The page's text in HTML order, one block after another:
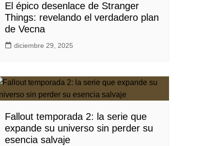
El épico desenlace de Stranger
Things: revelando el verdadero plan
de Vecna
diciembre 29, 2025
Fallout temporada 2: la serie que
expande su universo sin perder su
esencia salvaje